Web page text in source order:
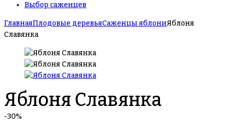
Выбор саженцев
ГлавнаяПлодовые деревьяСаженцы яблониЯблоня
Славянка
Яблоня Славянка
-30%